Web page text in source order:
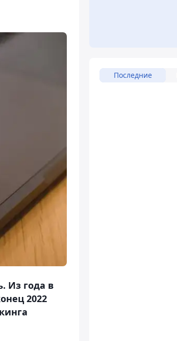
Из года в
2022
Последние